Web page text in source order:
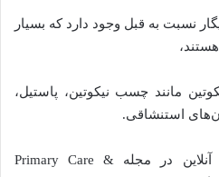
نسبت به قبل وجود دارد که بسیار
مانند چسب نیکوتین، پاستیل،
استنشاقی.
مطالعه جدید اخیراً به‌صورت آنلاین در مجله Primary Care &